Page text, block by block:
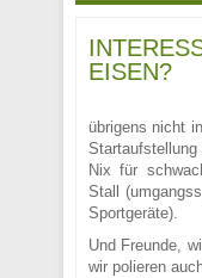
ISEN?
übrigens nicht
Nix für
Stall
Sportgeräte).
Und Freunde,
wir polieren